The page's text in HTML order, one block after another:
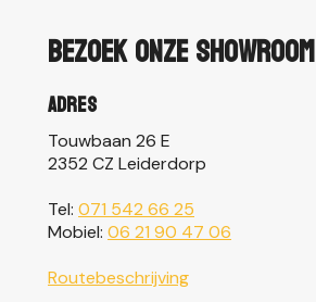
Bezoek onze showroom
Adres
Touwbaan 26 E
2352 CZ Leiderdorp
Tel: 071 542 66 25
Mobiel: 06 21 90 47 06
Routebeschrijving